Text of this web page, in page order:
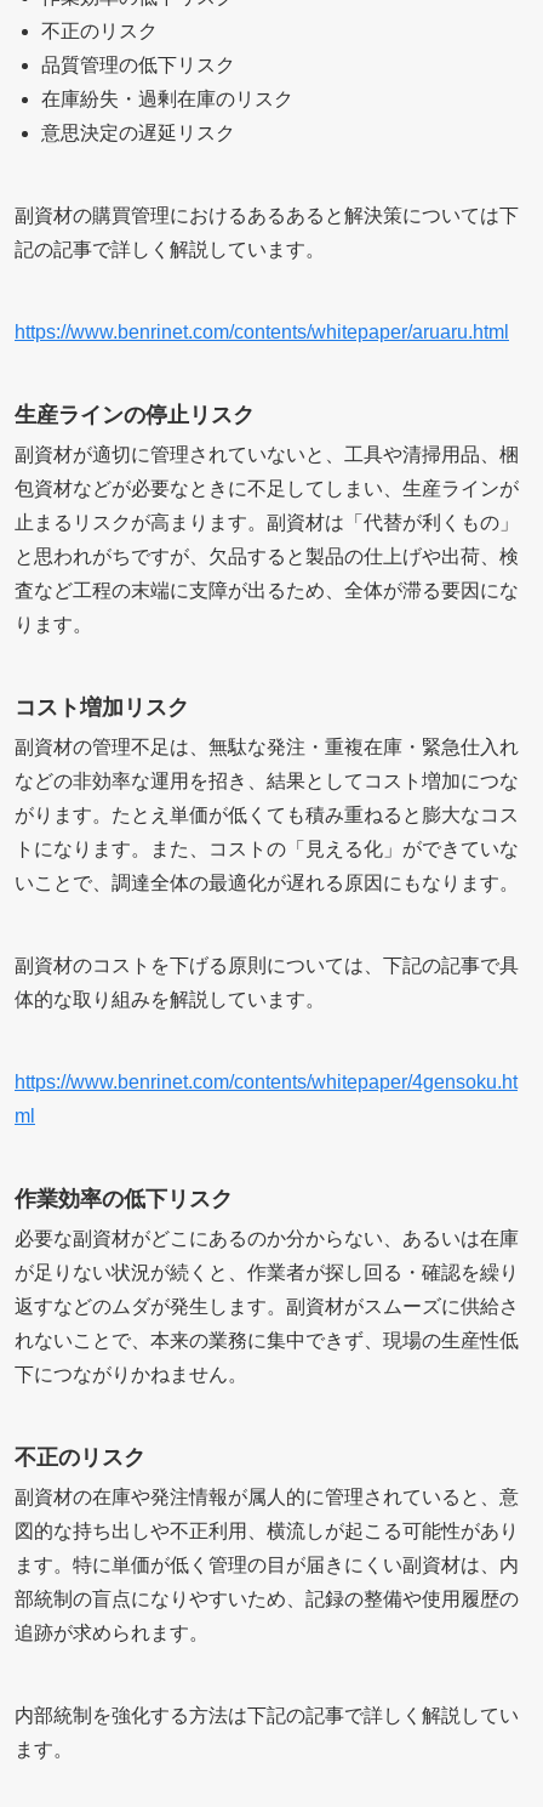
不正のリスク
品質管理の低下リスク
在庫紛失・過剰在庫のリスク
意思決定の遅延リスク
副資材の購買管理におけるあるあると解決策については下
記の記事で詳しく解説しています。
https://www.benrinet.com/contents/whitepaper/aruaru.html
生産ラインの停止リスク
副資材が適切に管理されていないと、工具や清掃用品、梱
包資材などが必要なときに不足してしまい、生産ラインが
止まるリスクが高まります。副資材は「代替が利くもの」
と思われがちですが、欠品すると製品の仕上げや出荷、検
査など工程の末端に支障が出るため、全体が滞る要因にな
ります。
コスト増加リスク
副資材の管理不足は、無駄な発注・重複在庫・緊急仕入れ
などの非効率な運用を招き、結果としてコスト増加につな
がります。たとえ単価が低くても積み重ねると膨大なコス
トになります。また、コストの「見える化」ができていな
いことで、調達全体の最適化が遅れる原因にもなります。
副資材のコストを下げる原則については、下記の記事で具
体的な取り組みを解説しています。
https://www.benrinet.com/contents/whitepaper/4gensoku.ht
ml
作業効率の低下リスク
必要な副資材がどこにあるのか分からない、あるいは在庫
が足りない状況が続くと、作業者が探し回る・確認を繰り
返すなどのムダが発生します。副資材がスムーズに供給さ
れないことで、本来の業務に集中できず、現場の生産性低
下につながりかねません。
不正のリスク
副資材の在庫や発注情報が属人的に管理されていると、意
図的な持ち出しや不正利用、横流しが起こる可能性があり
ます。特に単価が低く管理の目が届きにくい副資材は、内
部統制の盲点になりやすいため、記録の整備や使用履歴の
追跡が求められます。
内部統制を強化する方法は下記の記事で詳しく解説してい
ます。